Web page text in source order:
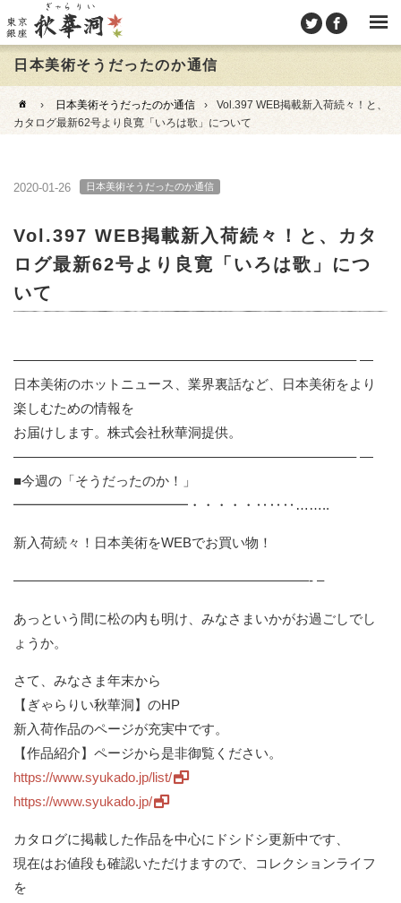
日本美術そうだったのか通信
› 日本美術そうだったのか通信 ›
Vol.397 WEB掲載新入荷続々！と、
カタログ最新62号より良寛「いろは歌」について
2020-01-26 日本美術そうだったのか通信
Vol.397 WEB掲載新入荷続々！と、カタ
ログ最新62号より良寛「いろは歌」につ
いて
—————————————————————————– —
日本美術のホットニュース、業界裏話など、
日本美術をより
楽しむための情報を
お届けします。株式会社秋華洞提供。
—————————————————————————– —
■今週の「そうだったのか！」
━━━━━━━━━━━━━・・・
・・‥‥‥……..
新入荷続々！日本美術をWEBでお買い物！
——————————————————————- –
あっという間に松の内も明け、 みなさまいかがお過ごしでし
ょうか。
さて、みなさま年末から
【ぎゃらりい秋華洞】のHP
新入荷作品のページが充実中です。
【作品紹介】ページから是非御覧ください。
https://www.syukado.jp/list/
https://www.syukado.jp/
カタログに掲載した作品を中心にドシドシ更新中です、
現在はお値段も確認いただけますので、コレクションライフ
を